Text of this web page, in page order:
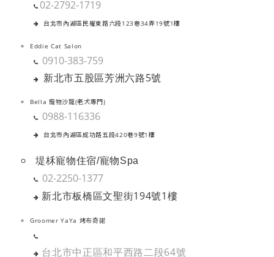
02-2792-1719
台北市內湖區民權東路六段123巷34弄19號1樓
Eddie Cat Salon
0910-383-759
新北市五股區芳洲六路5號
Bella 寵物沙龍(老犬專門)
0988-116336
台北市內湖區成功路五段420巷9號1樓
堤柇寵物住宿/寵物Spa
02-2250-1377
新北市板橋區文聖街194號1樓
Groomer YaYa 烤布奇諾
台北市中正區和平西路二段64號